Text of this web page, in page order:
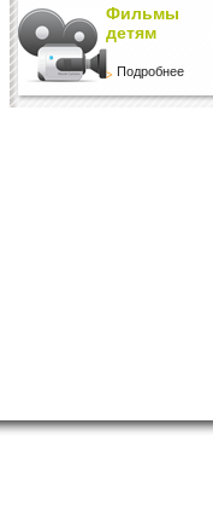
Фильмы
детям
Подробнее